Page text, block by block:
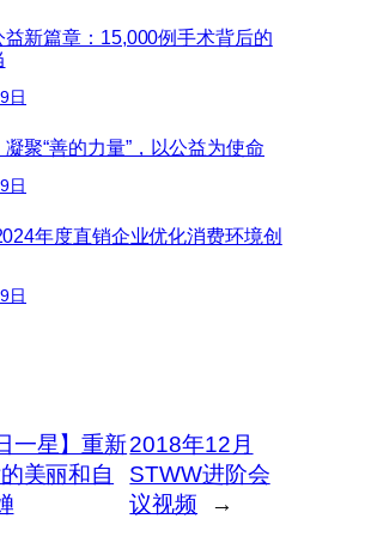
新篇章：15,000例手术背后的
日
聚“善的力量”，以公益为使命
日
年度直销企业优化消费环境创
日
一星】重新
美丽和自
2018年12月
STWW进阶会
议视频
→